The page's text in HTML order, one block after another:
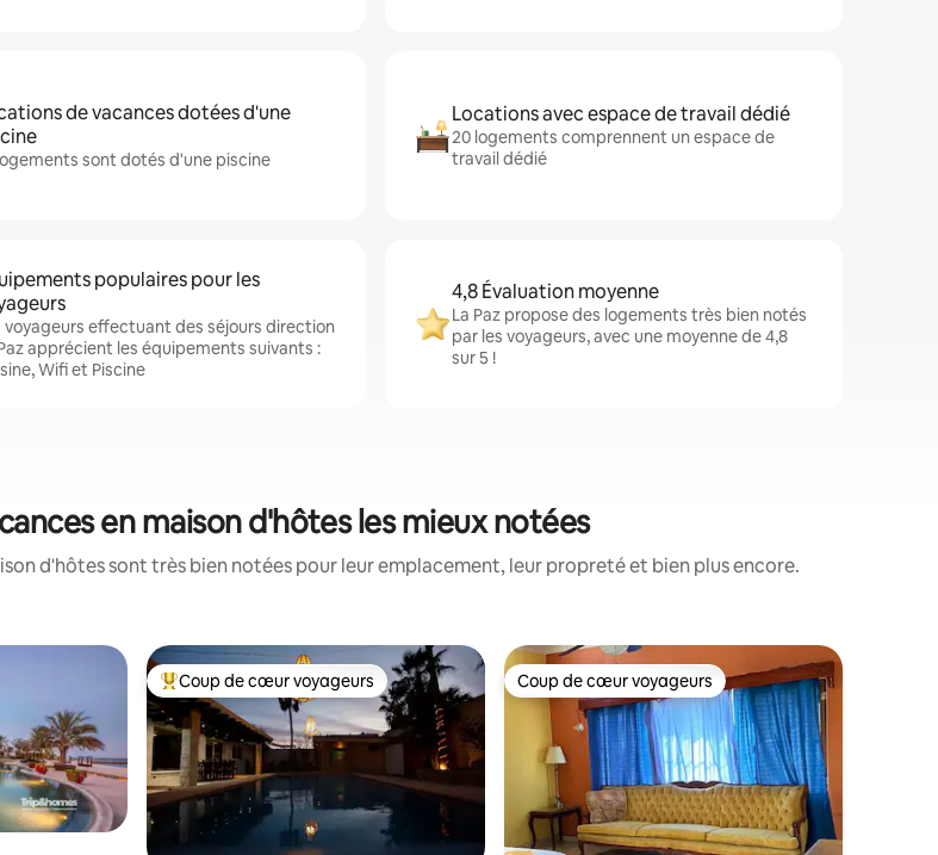
de vacances dotées d'une
sont dotés d'une piscine
Locations avec espace de travail dédié
20 logements comprennent un espace de
travail dédié
populaires pour les
voyageurs effectuant des séjours direction
apprécient les équipements suivants :
Wifi et Piscine
4,8 Évaluation moyenne
La Paz propose des logements très bien notés
par les voyageurs, avec une moyenne de 4,8
sur 5 !
en maison d'hôtes les mieux notées
d'hôtes sont très bien notées pour leur emplacement, leur propreté et bien plus encore.
Coups de cœur voyageurs les plus appréciés
Coup de cœur voyageurs Coup de cœur voyageurs
Coup de cœur voyageurs